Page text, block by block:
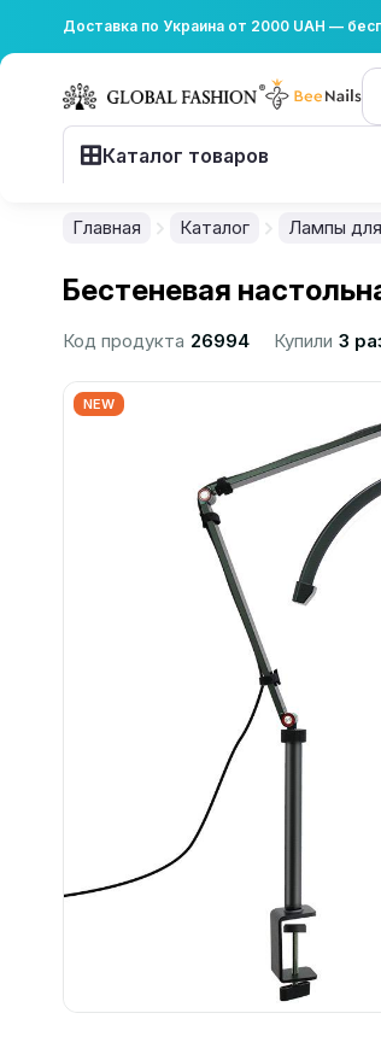
Доставка по Украина от 2000 UAH —
Каталог товаров
Главная Каталог Лампы
Бестеневая
Код продукта 26994 Купили 3
NEW